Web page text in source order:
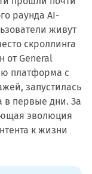
раунда AI-
живут
скроллинга
от General
платформа с
запустилась
в первые дни. За
эволюция
к жизни